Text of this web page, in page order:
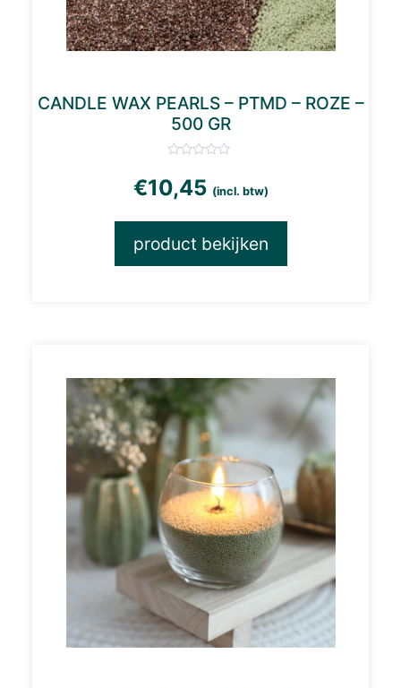
CANDLE WAX PEARLS – PTMD – ROZE –
500 GR
€10,45 (incl. btw)
product bekijken